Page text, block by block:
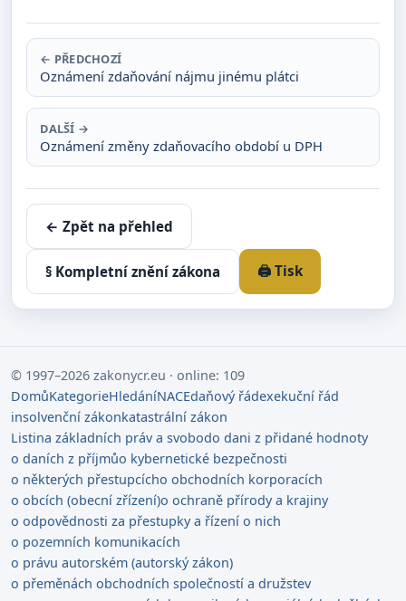
← PŘEDCHOZÍ
Oznámení zdaňování nájmu jinému plátci
DALŠÍ →
Oznámení změny zdaňovacího období u DPH
← Zpět na přehled
§ Kompletní znění zákona 🖨️ Tisk
© 1997–2026 zakonycr.eu · online: 109
DomůKategorieHledáníNACEdaňový řádexekuční řád
insolvenční zákonkatastrální zákon
Listina základních práv a svobodo dani z přidané hodnoty
o daních z příjmůo kybernetické bezpečnosti
o některých přestupcícho obchodních korporacích
o obcích (obecní zřízení)o ochraně přírody a krajiny
o odpovědnosti za přestupky a řízení o nich
o pozemních komunikacích
o právu autorském (autorský zákon)
o přeměnách obchodních společností a družstev